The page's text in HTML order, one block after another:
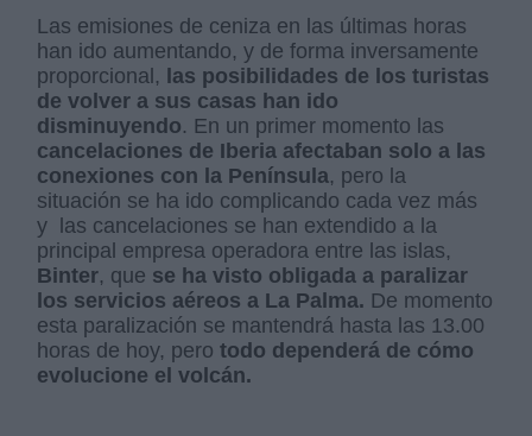
Las emisiones de ceniza en las últimas horas
han ido aumentando, y de forma inversamente
proporcional,
las posibilidades de los turistas
de volver a sus casas han ido
disminuyendo. En un primer momento las
cancelaciones de Iberia afectaban solo a las
conexiones con la Península, pero la
situación se ha ido complicando cada vez más
y las cancelaciones se han extendido a la
principal empresa operadora entre las islas,
Binter, que se ha visto obligada a paralizar
los servicios aéreos a La Palma. De momento
esta paralización se mantendrá hasta las 13.00
horas de hoy, perotodo dependerá de cómo
evolucione el volcán.